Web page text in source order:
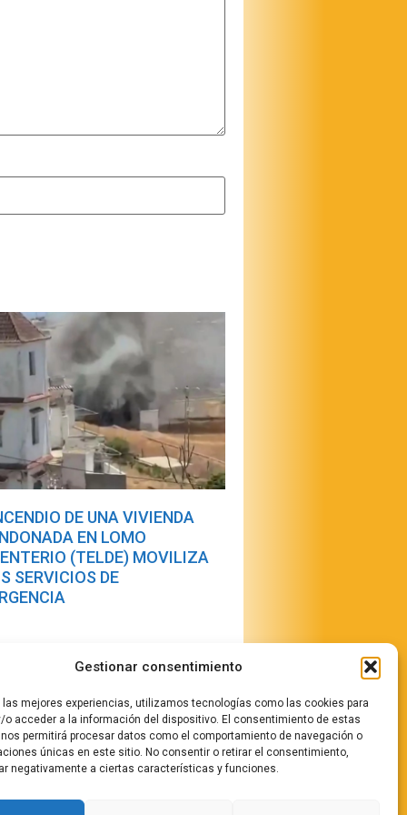
Gestionar consentimiento
las mejores experiencias, utilizamos tecnologías como las cookies para
o acceder a la información del dispositivo. El consentimiento de estas
permitirá procesar datos como el comportamiento de navegación o
únicas en este sitio. No consentir o retirar el consentimiento,
negativamente a ciertas características y funciones.
DE UNA VIVIENDA
EN LOMO
(TELDE) MOVILIZA
SERVICIOS DE